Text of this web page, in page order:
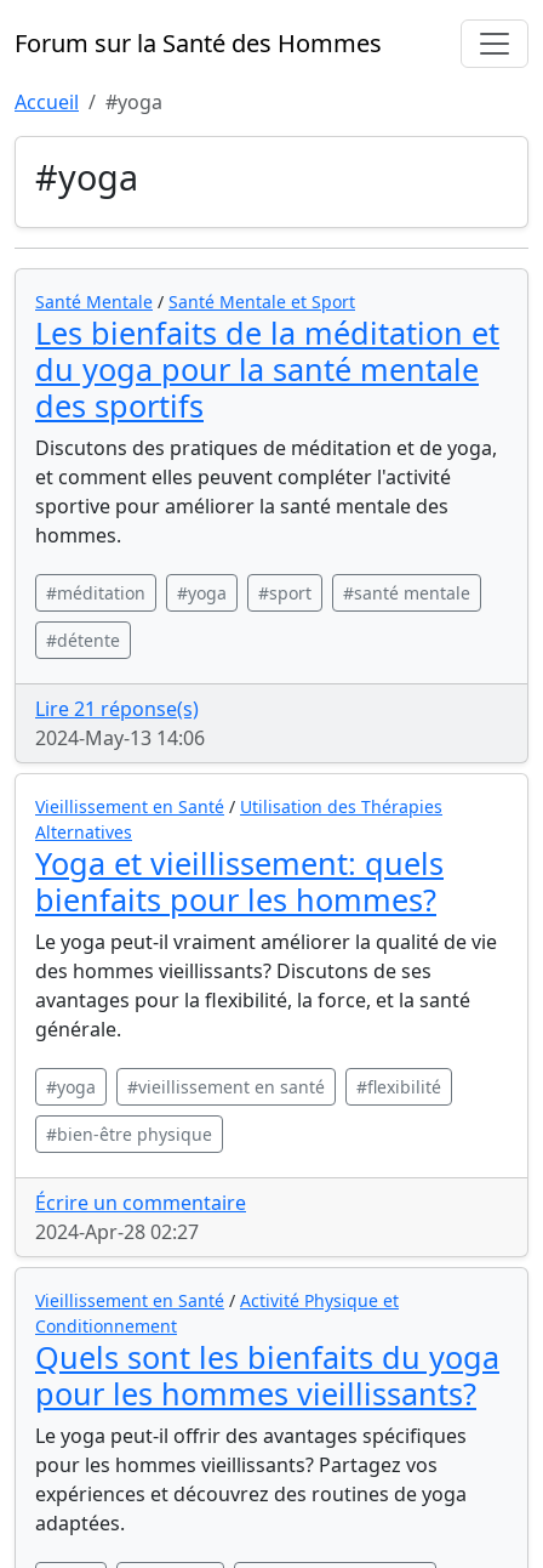
Forum sur la Santé des Hommes
Accueil #yoga
#yoga
Santé Mentale / Santé Mentale et Sport
Les bienfaits de la méditation et
du yoga pour la santé mentale
des sportifs
Discutons des pratiques de méditation et de yoga,
et comment elles peuvent compléter l'activité
sportive pour améliorer la santé mentale des
hommes.
#méditation #yoga #sport #santé mentale
#détente
Lire 21 réponse(s)
2024-May-13 14:06
Vieillissement en Santé / Utilisation des Thérapies
Alternatives
Yoga et vieillissement: quels
bienfaits pour les hommes?
Le yoga peut-il vraiment améliorer la qualité de vie
des hommes vieillissants? Discutons de ses
avantages pour la flexibilité, la force, et la santé
générale.
#yoga #vieillissement en santé #flexibilité
#bien-être physique
Écrire un commentaire
2024-Apr-28 02:27
Vieillissement en Santé / Activité Physique et
Conditionnement
Quels sont les bienfaits du yoga
pour les hommes vieillissants?
Le yoga peut-il offrir des avantages spécifiques
pour les hommes vieillissants? Partagez vos
expériences et découvrez des routines de yoga
adaptées.